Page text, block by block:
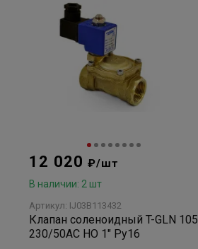
12 020₽/шт
В наличии: 2 шт
Артикул: IJ03B113432
Клапан соленоидный T-GLN 105
230/50AC НО 1" Ру16